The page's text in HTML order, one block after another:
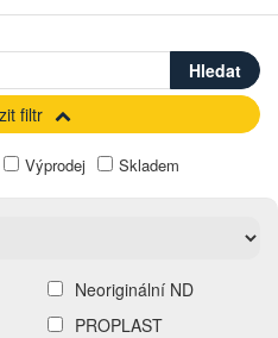
filtr
Výprodej Skladem
Neoriginální ND
PROPLAST